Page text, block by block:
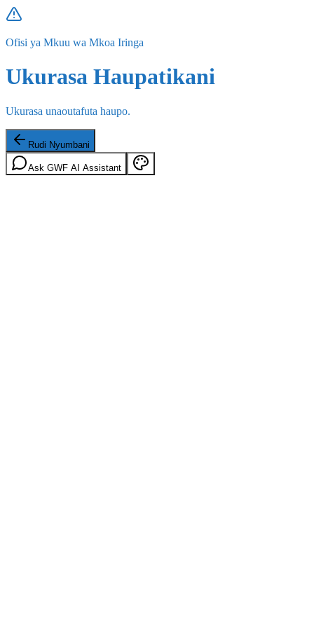
Ofisi ya Mkuu wa Mkoa Iringa
Ukurasa Haupatikani
Ukurasa unaoutafuta haupo.
Rudi Nyumbani
Ask GWF AI Assistant